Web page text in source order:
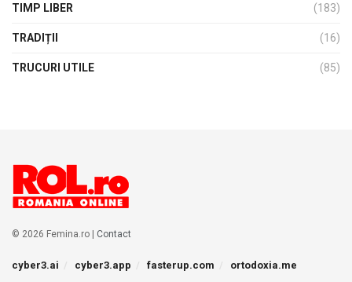
TIMP LIBER (183)
TRADIȚII (16)
TRUCURI UTILE (85)
© 2026 Femina.ro | Contact
cyber3.ai cyber3.app fasterup.com ortodoxia.me